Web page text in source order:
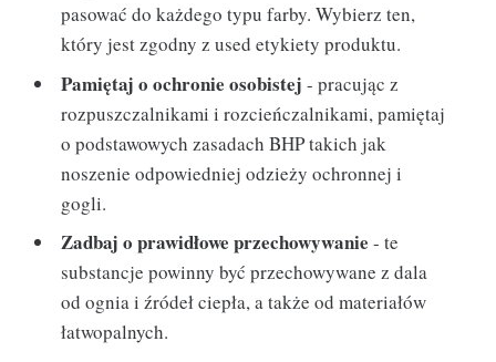
pasować do każdego typu farby. Wybierz ten,
który jest zgodny z used etykiety produktu.
Pamiętaj o ochronie osobistej - pracując z
rozpuszczalnikami i rozcieńczalnikami, pamiętaj
o podstawowych zasadach BHP takich jak
noszenie odpowiedniej odzieży ochronnej i
gogli.
Zadbaj o prawidłowe przechowywanie - te
substancje powinny być przechowywane z dala
od ognia i źródeł ciepła, a także od materiałów
łatwopalnych.